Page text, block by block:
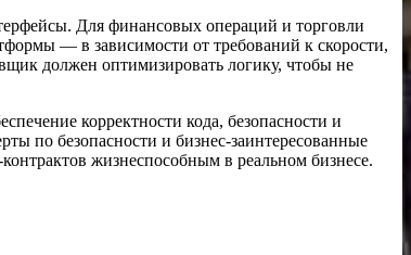
Для финансовых операций и торговли
— в зависимости от требований к скорости,
должен оптимизировать логику, чтобы не
корректности кода, безопасности и
по безопасности и бизнес‑заинтересованные
жизнеспособным в реальном бизнесе.